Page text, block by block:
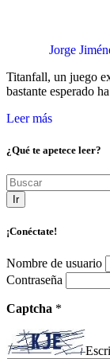
Jorge
Titanfall, un juego
bastante esperado
Leer más
¿Qué te apetece leer?
Ir
¡Conéctate!
Nombre de usuario
Contraseña
Captcha *